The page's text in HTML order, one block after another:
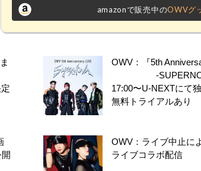
amazonで販売中のOWVグ
OWV：『5th
-
17:00〜U-NEXTにて
無料トライアルあり
OWV：ライブ中止に
ライブコラボ配信